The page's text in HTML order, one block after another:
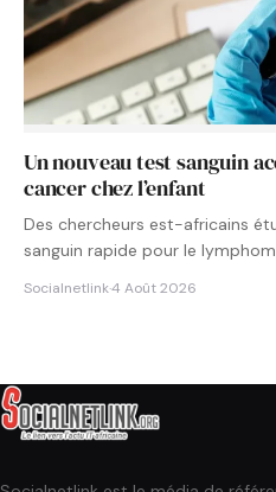
Un nouveau test sanguin
cancer chez l’enfant
Des chercheurs est-africains
sanguin rapide pour le
Socialnetlink·4 Août 2026